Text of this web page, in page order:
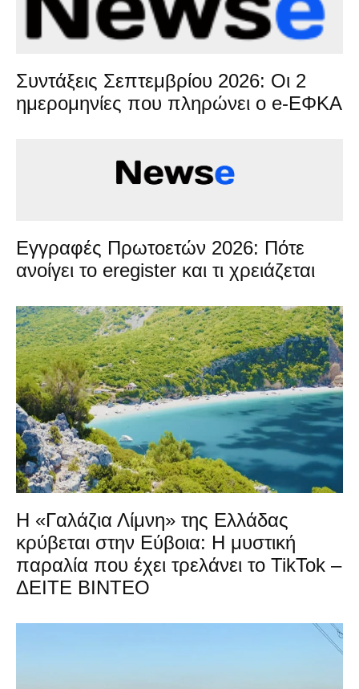
Συντάξεις Σεπτεμβρίου 2026: Οι 2
ημερομηνίες που πληρώνει ο e-ΕΦΚΑ
Εγγραφές Πρωτοετών 2026: Πότε
ανοίγει το eregister και τι χρειάζεται
Η «Γαλάζια Λίμνη» της Ελλάδας
κρύβεται στην Εύβοια: Η μυστική
παραλία που έχει τρελάνει το TikTok –
ΔΕΙΤΕ ΒΙΝΤΕΟ